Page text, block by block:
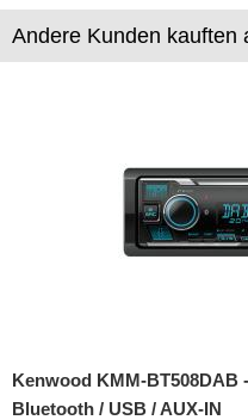
USB-Adapter
Verstärker-Zubehör
Befestigung
Geflechtschlauch
Andere Kunden kauften
Kenwood KMM-
Bluetooth / USB / AUX-IN